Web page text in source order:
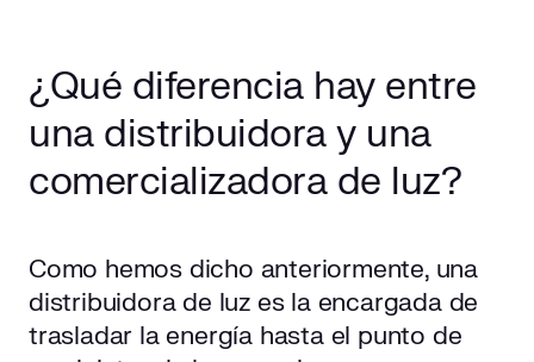
¿Qué diferencia hay entre
una distribuidora y una
comercializadora de luz?
Como hemos dicho anteriormente, una
distribuidora de luz es la encargada de
trasladar la energía hasta el punto de